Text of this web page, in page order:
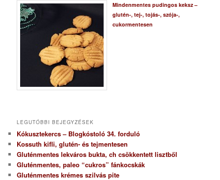
Mindenmentes pudingos keksz –
glutén-, tej-, tojás-, szója-,
cukormentesen
LEGUTÓBBI BEJEGYZÉSEK
Kókusztekercs – Blogkóstoló 34. forduló
Kossuth kifli, glutén- és tejmentesen
Gluténmentes lekváros bukta, ch csökkentett lisztből
Gluténmentes, paleo “cukros” fánkocskák
Gluténmentes krémes szilvás pite